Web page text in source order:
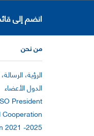
انضم إلى
من نحن
الرؤية،
الدول الأعضاء
President
2021 -2025